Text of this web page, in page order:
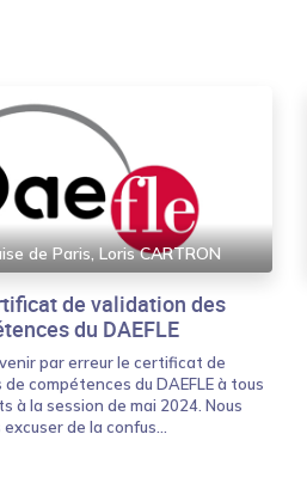
de Paris, Loris CARTRON
de validation des
du DAEFLE
par erreur le certificat de
compétences du DAEFLE à tous
à la session de mai 2024. Nous
de la confus...